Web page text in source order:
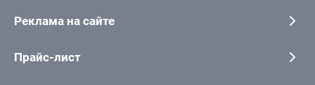
Реклама на сайте
Прайс-лист